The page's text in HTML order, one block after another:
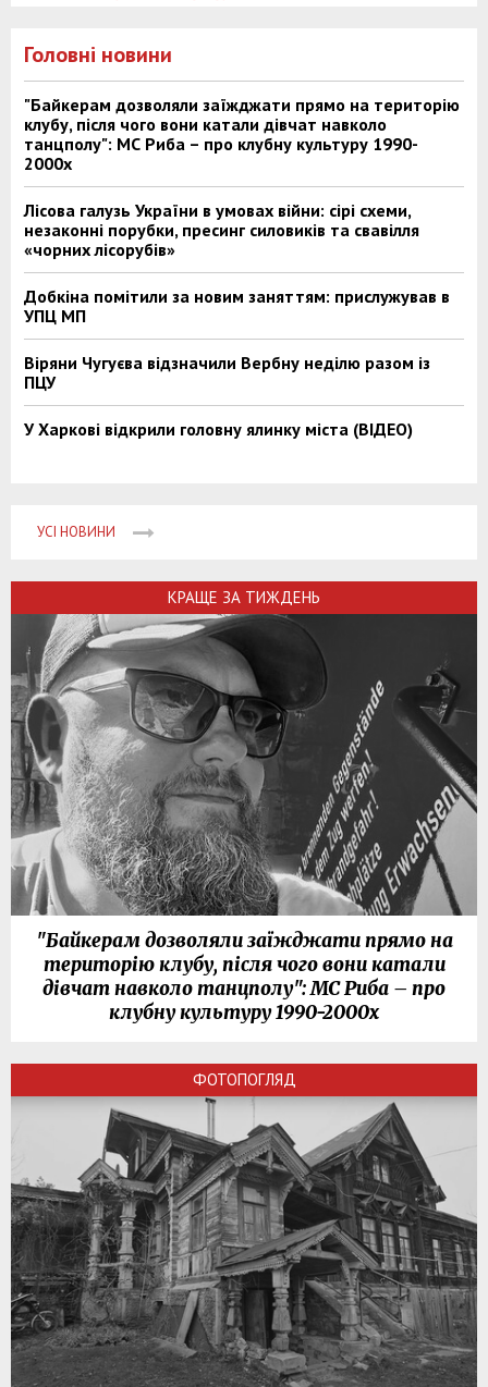
Головні новини
"Байкерам дозволяли заїжджати прямо на територію
клубу, після чого вони катали дівчат навколо
танцполу": МС Риба – про клубну культуру 1990-
2000х
Лісова галузь України в умовах війни: сірі схеми,
незаконні порубки, пресинг силовиків та свавілля
«чорних лісорубів»
Добкіна помітили за новим заняттям: прислужував в
УПЦ МП
Віряни Чугуєва відзначили Вербну неділю разом із
ПЦУ
У Харкові відкрили головну ялинку міста (ВІДЕО)
УСІ НОВИНИ
КРАЩЕ ЗА ТИЖДЕНЬ
"Байкерам дозволяли заїжджати прямо на
територію клубу, після чого вони катали
дівчат навколо танцполу": МС Риба – про
клубну культуру 1990-2000х
ФОТОПОГЛЯД